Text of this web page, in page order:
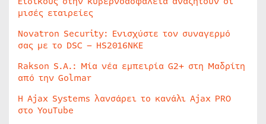
μισές εταιρείες
Novatron Security: Ενισχύστε τον συναγερμό
σας με το DSC – HS2016NKE
Rakson S.A.: Μία νέα εμπειρία G2+ στη Μαδρίτη
από την Golmar
Η Ajax Systems λανσάρει το κανάλι Ajax PRO
στο YouTube